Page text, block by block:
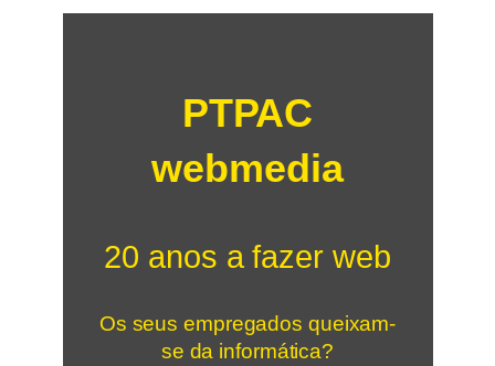
PTPAC
webmedia
20 anos a fazer web
Os seus empregados queixam-
se da informática?